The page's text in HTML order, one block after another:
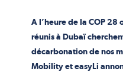
A l’heure de la COP 28
réunis à Dubaï
décarbonation de nos
Mobility et easyLi